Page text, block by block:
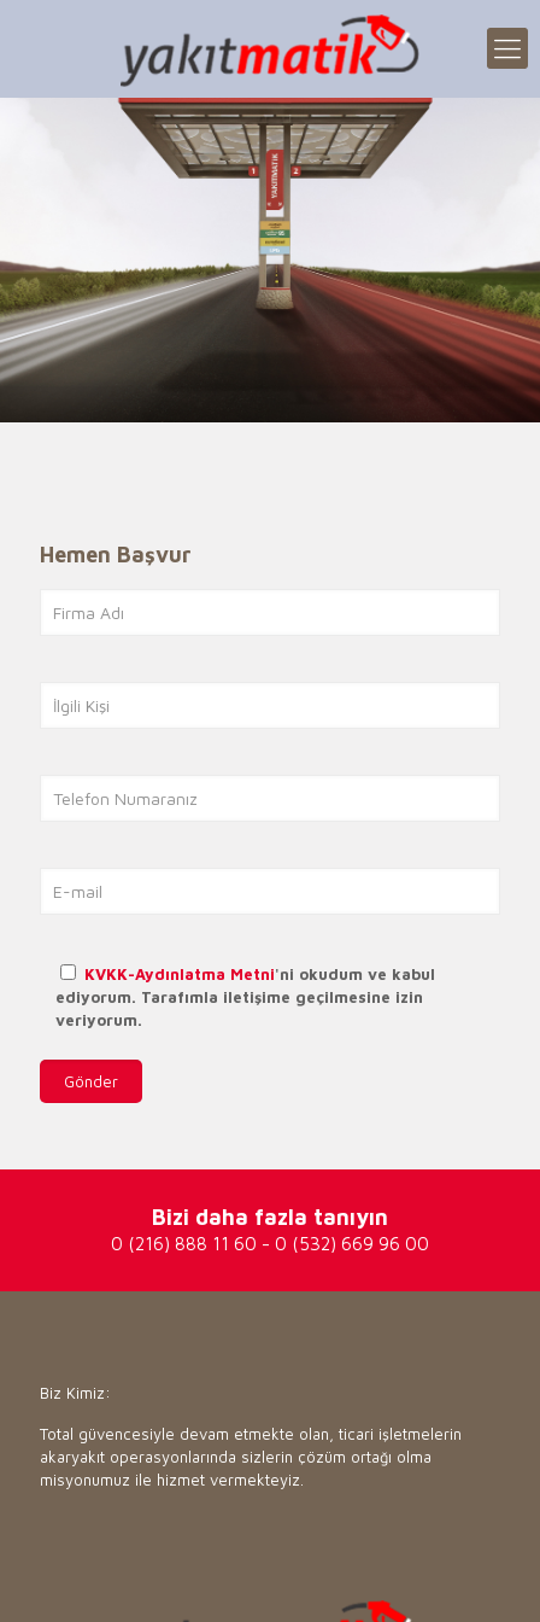
Hemen Başvur
KVKK-Aydınlatma Metni'ni okudum ve kabul
ediyorum. Tarafımla iletişime geçilmesine izin
veriyorum.
Bizi daha fazla tanıyın
0 (216) 888 11 60 - 0 (532) 669 96 00
Biz Kimiz:
Total güvencesiyle devam etmekte olan, ticari işletmelerin
akaryakıt operasyonlarında sizlerin çözüm ortağı olma
misyonumuz ile hizmet vermekteyiz.